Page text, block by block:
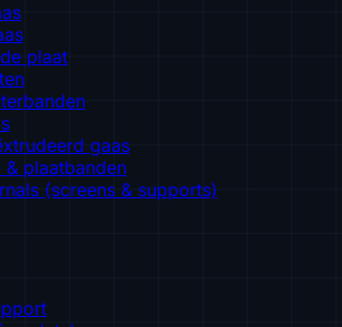
plaat
gaas
& plaatbanden
(screens & supports)